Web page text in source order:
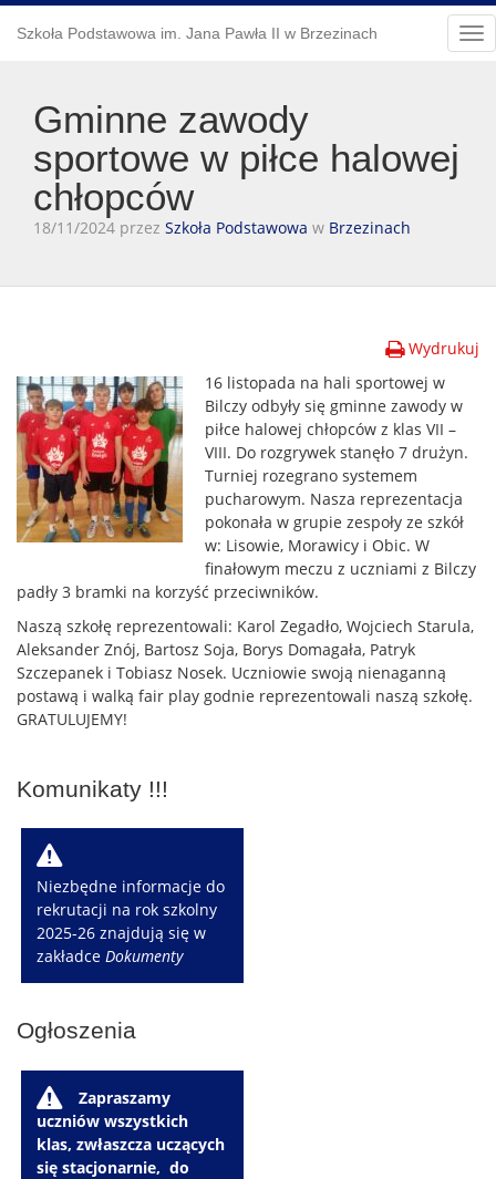
Szkoła Podstawowa im. Jana Pawła II w Brzezinach
Gminne zawody
sportowe w piłce halowej
chłopców
18/11/2024 przez Szkoła Podstawowa w Brzezinach
Wydrukuj
16 listopada na hali sportowej w
Bilczy odbyły się gminne zawody w
piłce halowej chłopców z klas VII –
VIII. Do rozgrywek stanęło 7 drużyn.
Turniej rozegrano systemem
pucharowym. Nasza reprezentacja
pokonała w grupie zespoły ze szkół
w: Lisowie, Morawicy i Obic. W
finałowym meczu z uczniami z Bilczy
padły 3 bramki na korzyść przeciwników.
Naszą szkołę reprezentowali: Karol Zegadło, Wojciech Starula,
Aleksander Znój, Bartosz Soja, Borys Domagała, Patryk
Szczepanek i Tobiasz Nosek. Uczniowie swoją nienaganną
postawą i walką fair play godnie reprezentowali naszą szkołę.
GRATULUJEMY!
Komunikaty !!!
W
Niezbędne informacje do
rekrutacji na rok szkolny
2025-26 znajdują się w
zakładceDokumenty
Ogłoszenia
W
Zapraszamy
uczniów wszystkich
klas, zwłaszcza uczących
się stacjonarnie, do